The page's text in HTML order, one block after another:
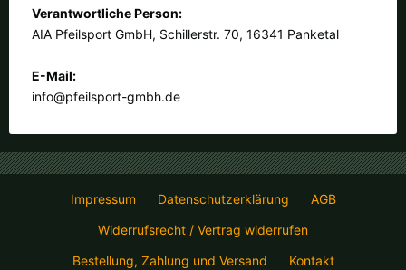
Verantwortliche Person:
AIA Pfeilsport GmbH, Schillerstr. 70, 16341 Panketal
E-Mail:
info@pfeilsport-gmbh.de
Impressum Datenschutzerklärung
AGB
Widerrufsrecht / Vertrag widerrufen
Bestellung, Zahlung und Versand
Kontakt